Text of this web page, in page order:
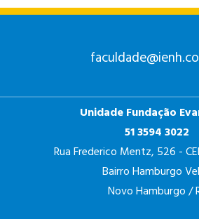
ANÁLISE E
DESENVOLVIMENTO
Unidade Fundação
51 3594 3022
Rua Frederico Mentz, 526 -
Bairro Hamburgo
Novo Hamburgo /